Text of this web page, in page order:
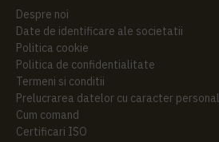
Despre noi
Date de identificare ale societatii
Politica cookie
Politica de confidentialitate
Termeni si conditii
Prelucrarea datelor cu caracter personal
Cum comand
Certificari ISO